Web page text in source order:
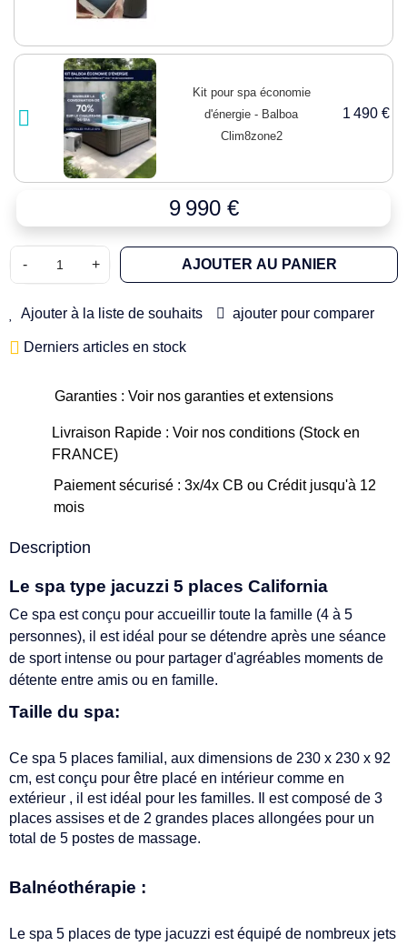
Kit pour spa économie
d'énergie - Balboa
Clim8zone2
1 490 €
9 990 €
- + AJOUTER AU PANIER
Ajouter à la liste de souhaits ajouter pour comparer
Derniers articles en stock
Garanties : Voir nos garanties et extensions
Livraison Rapide : Voir nos conditions (Stock en
FRANCE)
Paiement sécurisé : 3x/4x CB ou Crédit jusqu'à 12
mois
Description
Le spa type jacuzzi 5 places California
Ce spa est conçu pour accueillir toute la famille (4 à 5
personnes), il est idéal pour se détendre après une séance
de sport intense ou pour partager d'agréables moments de
détente entre amis ou en famille.
Taille du spa:
Ce spa 5 places familial, aux dimensions de 230 x 230 x 92
cm, est conçu pour être placé en intérieur comme en
extérieur , il est idéal pour les familles. Il est composé de 3
places assises et de 2 grandes places allongées pour un
total de 5 postes de massage.
Balnéothérapie :
Le spa 5 places de type jacuzzi est équipé de nombreux jets